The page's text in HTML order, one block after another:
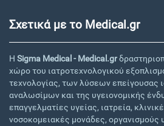
Σχετικά με το Medical.gr
Η Sigma Medical - Medical.gr
χώρο του ιατροτεχνολογικού
τεχνολογίας, των λύσεων επείγουσας
αναλωσίμων και της υγειονομικής
επαγγελματίες υγείας, ιατρεία,
νοσοκομειακές μονάδες, οργανισμούς